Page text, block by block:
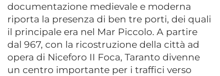
documentazione medievale e moderna
riporta la presenza di ben tre porti, dei quali
il principale era nel Mar Piccolo. A partire
dal 967, con la ricostruzione della città ad
opera di Niceforo II Foca, Taranto divenne
un centro importante per i traffici verso